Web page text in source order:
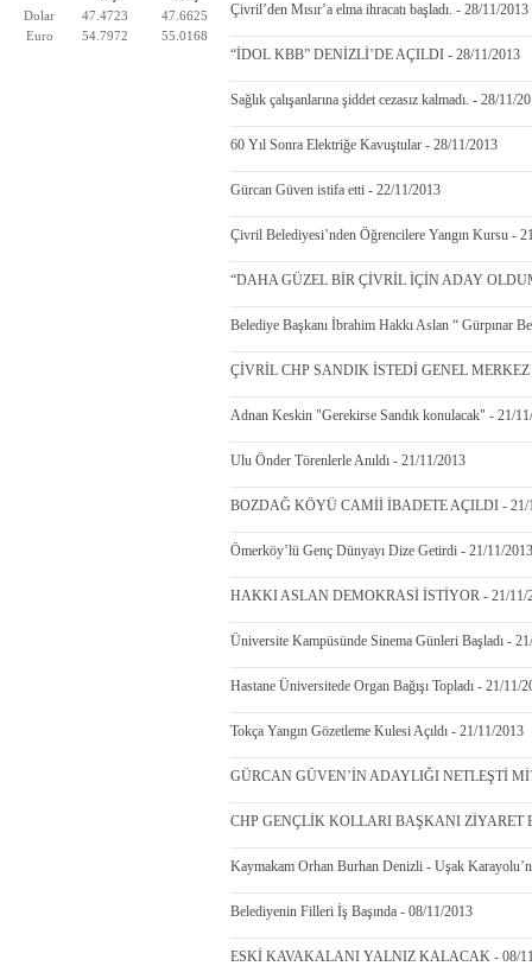
Dolar
47.4723
47.6625
Euro
54.7972 55.0168
Çivril’den Mısır’a elma ihracatı başladı. - 28/11/2013
“İDOL KBB” DENİZLİ’DE AÇILDI - 28/11/2013
Sağlık çalışanlarına şiddet cezasız kalmadı. - 28/11/
60 Yıl Sonra Elektriğe Kavuştular - 28/11/2013
Gürcan Güven istifa etti - 22/11/2013
Çivril Belediyesi’nden Öğrencilere Yangın Kursu -
“DAHA GÜZEL BİR ÇİVRİL İÇİN ADAY
Belediye Başkanı İbrahim Hakkı Aslan “ Gürpınar
ÇİVRİL CHP SANDIK İSTEDİ GENEL
Adnan Keskin "Gerekirse Sandık konulacak" - 21/
Ulu Önder Törenlerle Anıldı - 21/11/2013
BOZDAĞ KÖYÜ CAMİİ İBADETE AÇILDI - 21/
Ömerköy’lü Genç Dünyayı Dize Getirdi - 21/11/2013
HAKKI ASLAN DEMOKRASİ İSTİYOR - 21/11/
Üniversite Kampüsünde Sinema Günleri Başladı -
Hastane Üniversitede Organ Bağışı Topladı - 21/11/
Tokça Yangın Gözetleme Kulesi Açıldı - 21/11/2013
GÜRCAN GÜVEN’İN ADAYLIĞI NETLEŞTİ
CHP GENÇLİK KOLLARI BAŞKANI ZİYARET
Kaymakam Orhan Burhan Denizli - Uşak
Belediyenin Filleri İş Başında - 08/11/2013
ESKİ KAVAKALANI YALNIZ KALACAK - 08/